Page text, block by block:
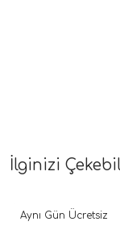
İlginizi
Aynı Gün Ücretsiz